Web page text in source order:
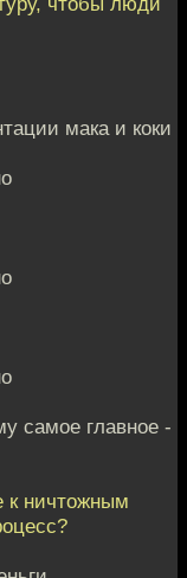
мака и коки
самое главное -
к ничтожным